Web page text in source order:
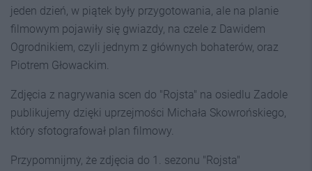
jeden dzień, w piątek były przygotowania, ale na planie
filmowym pojawiły się gwiazdy, na czele z Dawidem
Ogrodnikiem, czyli jednym z głównych bohaterów, oraz
Piotrem Głowackim.
Zdjęcia z nagrywania scen do "Rojsta" na osiedlu Zadole
publikujemy dzięki uprzejmości Michała Skowrońskiego,
który sfotografował plan filmowy.
Przypomnijmy, że zdjęcia do 1. sezonu "Rojsta"